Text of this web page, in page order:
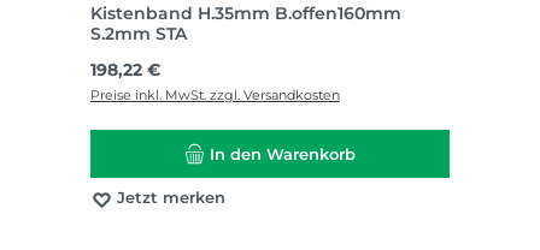
Kistenband H.35mm B.offen160mm
S.2mm STA
Regulärer Preis:
198,22 €
Preise inkl. MwSt. zzgl. Versandkosten
In den Warenkorb
Jetzt merken